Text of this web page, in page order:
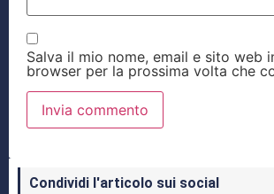
Salva il mio nome, email e sito web
browser per la prossima volta che
Condividi l'articolo sui social